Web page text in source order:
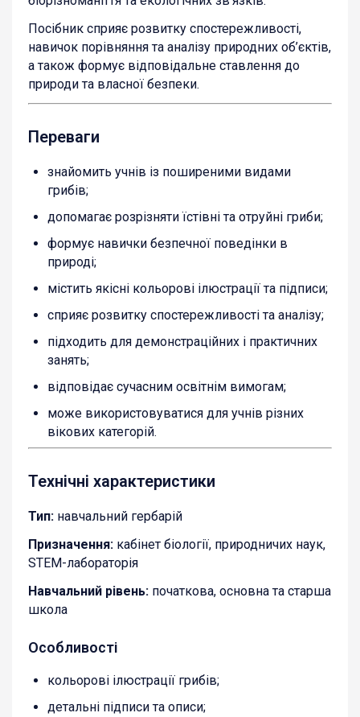
Посібник сприяє розвитку спостережливості,
навичок порівняння та аналізу природних об’єктів,
а також формує відповідальне ставлення до
природи та власної безпеки.
Переваги
знайомить учнів із поширеними видами
грибів;
допомагає розрізняти їстівні та отруйні гриби;
формує навички безпечної поведінки в
природі;
містить якісні кольорові ілюстрації та підписи;
сприяє розвитку спостережливості та аналізу;
підходить для демонстраційних і практичних
занять;
відповідає сучасним освітнім вимогам;
може використовуватися для учнів різних
вікових категорій.
Технічні характеристики
Тип: навчальний гербарій
Призначення: кабінет біології, природничих наук,
STEM-лабораторія
Навчальний рівень: початкова, основна та старша
школа
Особливості
кольорові ілюстрації грибів;
детальні підписи та описи;